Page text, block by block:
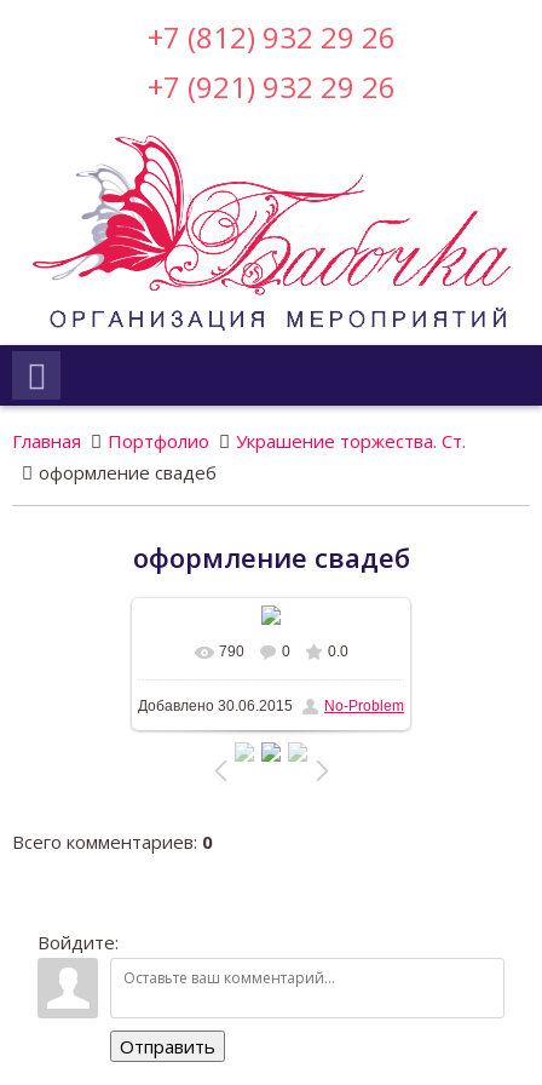
+7 (812) 932 29 26
+7 (921) 932 29 26
Главная Портфолио
Украшение торжества. Ст.
оформление свадеб
оформление свадеб
В реальном размере 1196x768
235.6Kb
790 0 0.0
Добавлено 30.06.2015 No-Problem
Всего комментариев: 0
Войдите:
Отправить